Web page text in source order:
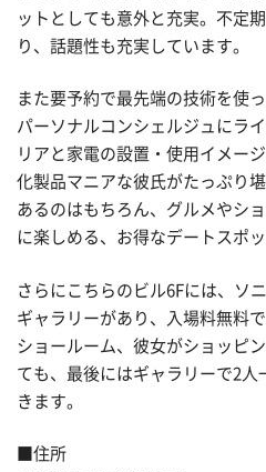
ットとしても意外と充実。不定
り、話題性も充実しています。
また要予約で最先端の技術を使
パーソナルコンシェルジュにラ
リアと家電の設置・使用イメー
化製品マニアな彼氏がたっぷり
あるのはもちろん、グルメやシ
に楽しめる、お得なデートスポッ
さらにこちらのビル6Fには、ソ
ギャラリーがあり、入場料無料
ショールーム、彼女がショッピ
ても、最後にはギャラリーで2人
きます。
■住所